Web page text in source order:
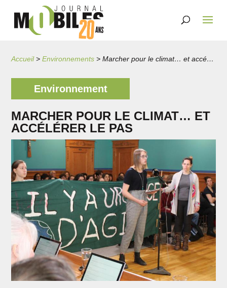
Accueil>Environnements > Marcher pour le climat… et accélérer le pas
Environnement
MARCHER POUR LE CLIMAT… ET
ACCÉLÉRER LE PAS